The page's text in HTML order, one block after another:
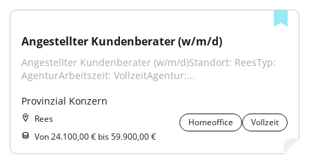
Angestellter Kundenberater (w/m/d)
Angestellter Kundenberater (w/m/d)Standort: ReesTyp:
AgenturArbeitszeit: VollzeitAgentur:...
Provinzial Konzern
Rees Homeoffice
Vollzeit
Von 24.100,00 € bis 59.900,00 €